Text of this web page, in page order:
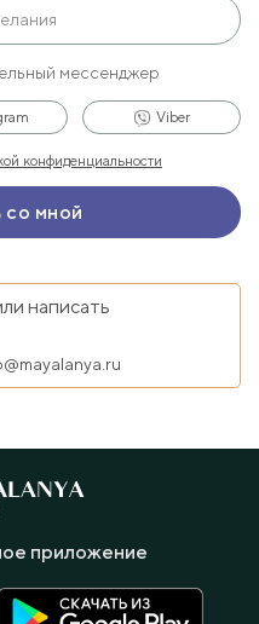
мессенджер
Viber
конфиденциальности
написать
приложение